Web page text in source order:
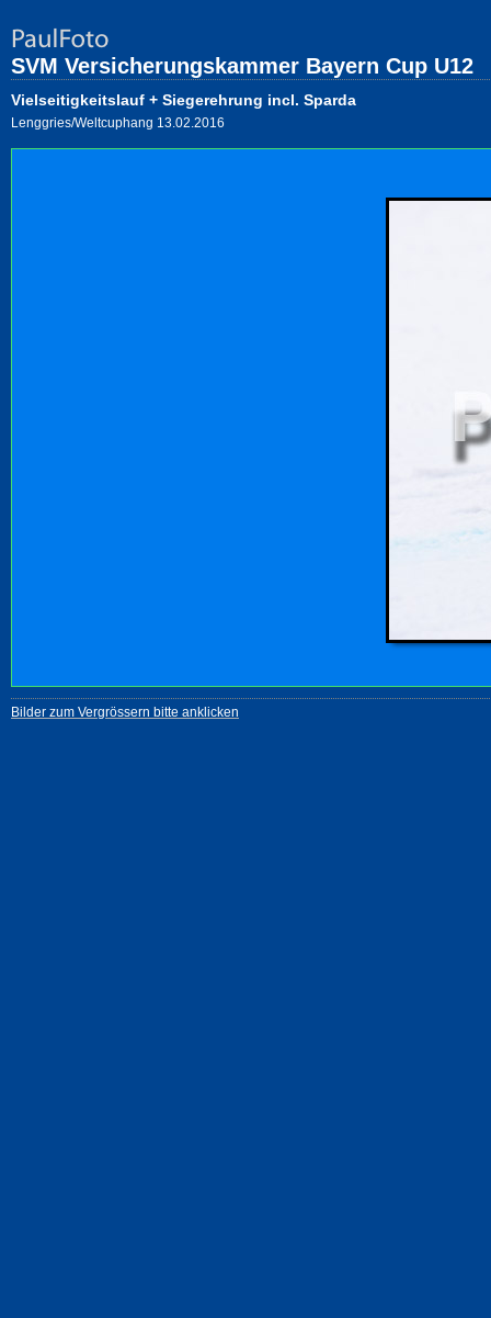
SVM Versicherungskammer Bayern Cup U12
Vielseitigkeitslauf + Siegerehrung incl. Sparda
Lenggries/Weltcuphang 13.02.2016
Bilder zum Vergrössern bitte anklicken